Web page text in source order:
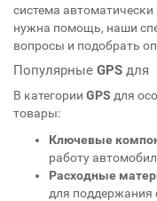
система
нужна помощь, наши
вопросы и подобрать
Популярные GPS для
В категории GPS для
товары:
Ключевые
работу
Расходные
для поддержания